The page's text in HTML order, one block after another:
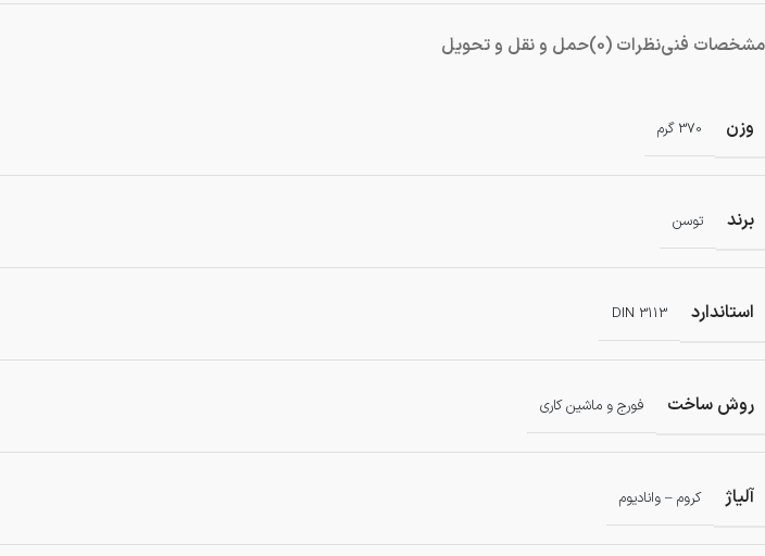
مشخصات فنینظرات (0) حمل و نقل و تحویل
وزن 370 گرم
برند توسن
استاندارد DIN 3113
روش ساخت فورج و ماشین کاری
آلیاژ کروم – وانادیوم